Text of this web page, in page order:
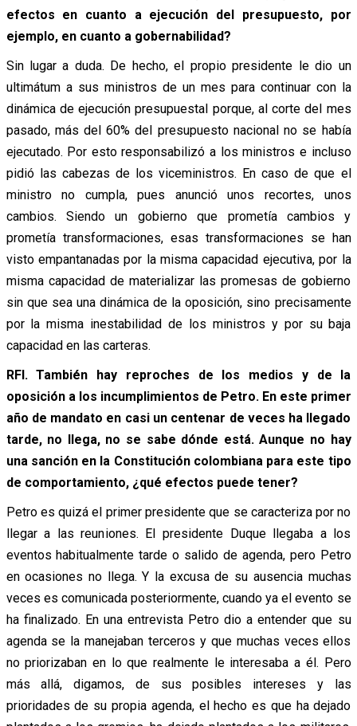
efectos en cuanto a ejecución del presupuesto, por
ejemplo, en cuanto a gobernabilidad?
Sin lugar a duda. De hecho, el propio presidente le dio un
ultimátum a sus ministros de un mes para continuar con la
dinámica de ejecución presupuestal porque, al corte del mes
pasado, más del 60% del presupuesto nacional no se había
ejecutado. Por esto responsabilizó a los ministros e incluso
pidió las cabezas de los viceministros. En caso de que el
ministro no cumpla, pues anunció unos recortes, unos
cambios. Siendo un gobierno que prometía cambios y
prometía transformaciones, esas transformaciones se han
visto empantanadas por la misma capacidad ejecutiva, por la
misma capacidad de materializar las promesas de gobierno
sin que sea una dinámica de la oposición, sino precisamente
por la misma inestabilidad de los ministros y por su baja
capacidad en las carteras.
RFI. También hay reproches de los medios y de la
oposición a los incumplimientos de Petro. En este primer
año de mandato en casi un centenar de veces ha llegado
tarde, no llega, no se sabe dónde está. Aunque no hay
una sanción en la Constitución colombiana para este tipo
de comportamiento, ¿qué efectos puede tener?
Petro es quizá el primer presidente que se caracteriza por no
llegar a las reuniones. El presidente Duque llegaba a los
eventos habitualmente tarde o salido de agenda, pero Petro
en ocasiones no llega. Y la excusa de su ausencia muchas
veces es comunicada posteriormente, cuando ya el evento se
ha finalizado. En una entrevista Petro dio a entender que su
agenda se la manejaban terceros y que muchas veces ellos
no priorizaban en lo que realmente le interesaba a él. Pero
más allá, digamos, de sus posibles intereses y las
prioridades de su propia agenda, el hecho es que ha dejado